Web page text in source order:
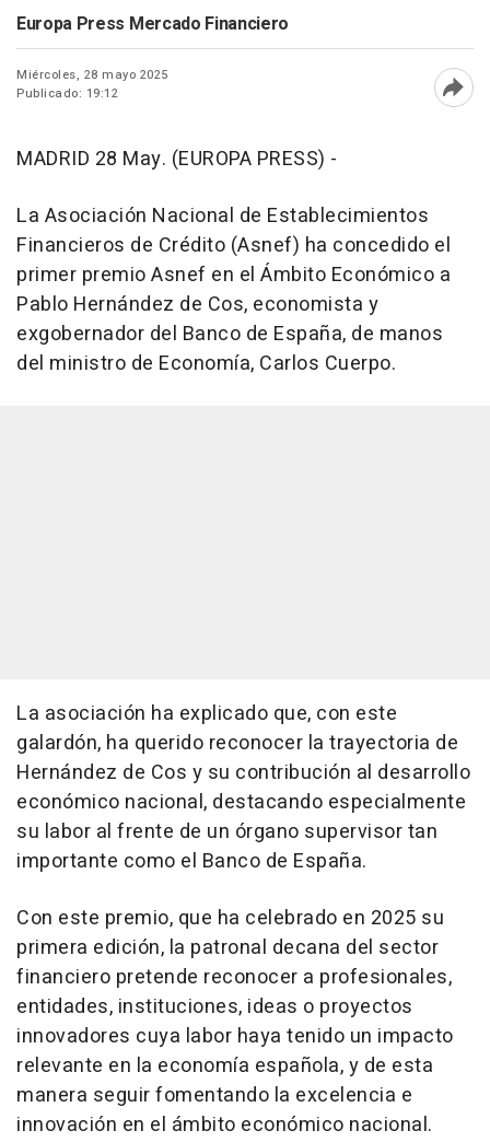
Europa Press Mercado Financiero
Miércoles, 28 mayo 2025
Publicado: 19:12
MADRID 28 May. (EUROPA PRESS) -
La Asociación Nacional de Establecimientos
Financieros de Crédito (Asnef) ha concedido el
primer premio Asnef en el Ámbito Económico a
Pablo Hernández de Cos, economista y
exgobernador del Banco de España, de manos
del ministro de Economía, Carlos Cuerpo.
La asociación ha explicado que, con este
galardón, ha querido reconocer la trayectoria de
Hernández de Cos y su contribución al desarrollo
económico nacional, destacando especialmente
su labor al frente de un órgano supervisor tan
importante como el Banco de España.
Con este premio, que ha celebrado en 2025 su
primera edición, la patronal decana del sector
financiero pretende reconocer a profesionales,
entidades, instituciones, ideas o proyectos
innovadores cuya labor haya tenido un impacto
relevante en la economía española, y de esta
manera seguir fomentando la excelencia e
innovación en el ámbito económico nacional.